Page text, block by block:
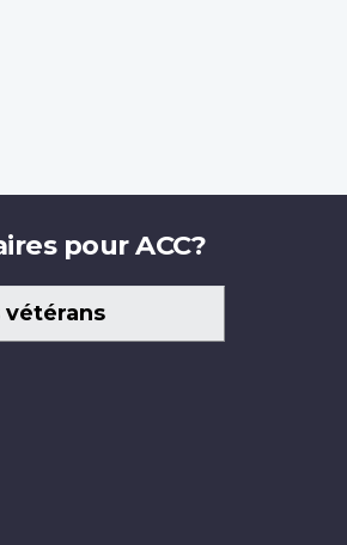
pour ACC?
vétérans